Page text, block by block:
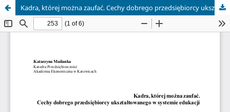
Kadra, której można zaufać. Cechy dobrego przedsiębiorcy ukształtowanego w systemie edukacji